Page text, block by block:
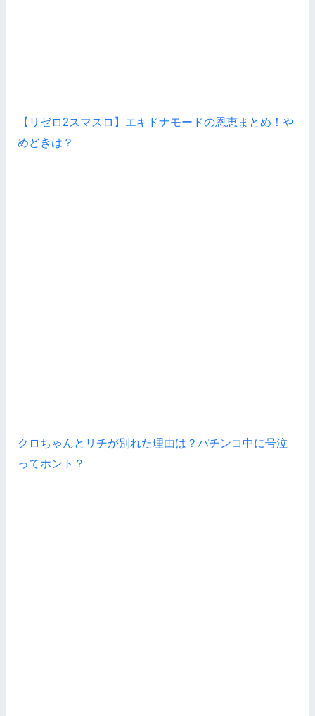
【リゼロ2スマスロ】エキドナモードの恩恵まとめ！や
めどきは？
クロちゃんとリチが別れた理由は？パチンコ中に号泣
ってホント？